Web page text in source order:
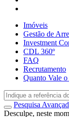
Imóveis
Gestão de
Investment
CDL 360º
FAQ
Recrutamento
Quanto Vale
Pesquisa
Desculpe, neste